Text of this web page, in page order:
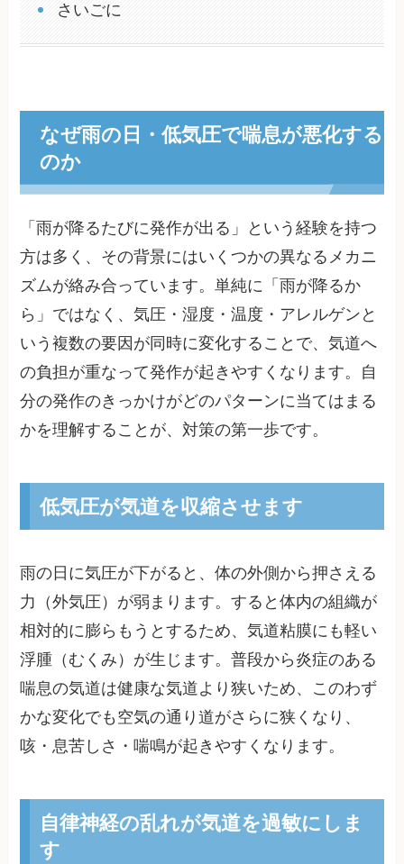
さいごに
なぜ雨の日・低気圧で喘息が悪化する
のか
「雨が降るたびに発作が出る」という経験を持つ
方は多く、その背景にはいくつかの異なるメカニ
ズムが絡み合っています。単純に「雨が降るか
ら」ではなく、気圧・湿度・温度・アレルゲンと
いう複数の要因が同時に変化することで、気道へ
の負担が重なって発作が起きやすくなります。自
分の発作のきっかけがどのパターンに当てはまる
かを理解することが、対策の第一歩です。
低気圧が気道を収縮させます
雨の日に気圧が下がると、体の外側から押さえる
力（外気圧）が弱まります。すると体内の組織が
相対的に膨らもうとするため、気道粘膜にも軽い
浮腫（むくみ）が生じます。普段から炎症のある
喘息の気道は健康な気道より狭いため、このわず
かな変化でも空気の通り道がさらに狭くなり、
咳・息苦しさ・喘鳴が起きやすくなります。
自律神経の乱れが気道を過敏にしま
す